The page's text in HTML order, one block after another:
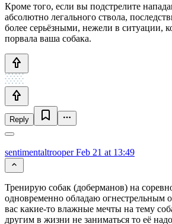
Кроме того, если вы подстрелите
абсолютно легального ствола,
более серьёзными, нежели в ситуации,
порвала ваша собака.
Reply
sentimentaltrooperFeb 21 at 13:49
Тренирую собак (доберманов) на
одновременно обладаю
вас какие-то влажные мечты на тему
другим в жизни не заниматься то её